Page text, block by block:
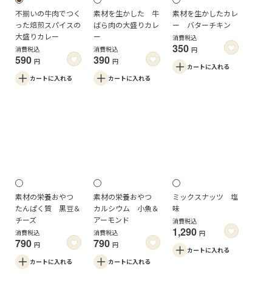
不揃いの牛肉でつく
った焙煎スパイスの
大盛りカレー
消費税込
590 円
カートに入れる
素材を生かした 牛
ばら肉の大盛りカレ
ー
消費税込
390 円
カートに入れる
素材を生かしたカレ
ー バターチキン
消費税込
350 円
カートに入れる
素材の栄養おやつ
たんぱく質 黒豆＆
チーズ
消費税込
790 円
カートに入れる
素材の栄養おやつ
カルシウム 小魚＆
アーモンド
消費税込
790 円
カートに入れる
ミックスナッツ 塩
味
消費税込
1,290 円
カートに入れる